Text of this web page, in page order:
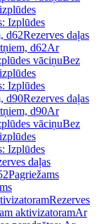
Izplūdes
d62Rezerves daļas
d62Ar
vāciņuBez
Izplūdes
d90Rezerves daļas
d90Ar
vāciņuBez
Izplūdes
daļas
Pagriežams
Rezerves
aktivizatoramAr